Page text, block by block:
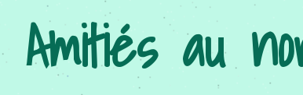
Amitiés au